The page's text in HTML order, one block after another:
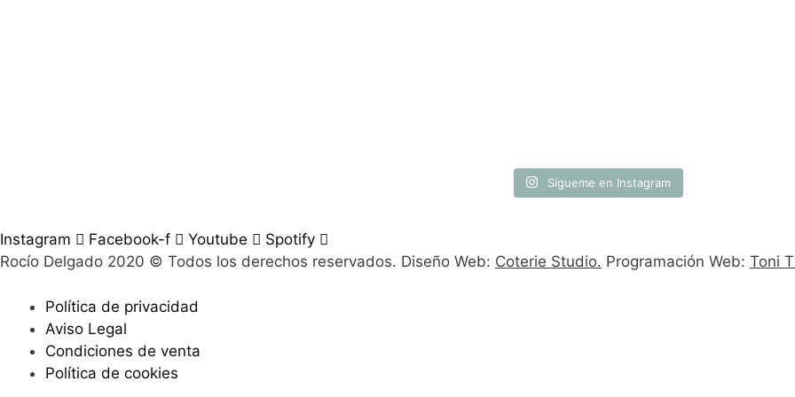
Sígueme en Instagram
Instagram Facebook-f Youtube
Spotify
Rocío Delgado 2020 © Todos los derechos reservados. Diseño Web: Coterie Studio. Programación Web: Toni
Política de privacidad
Aviso Legal
Condiciones de venta
Política de cookies